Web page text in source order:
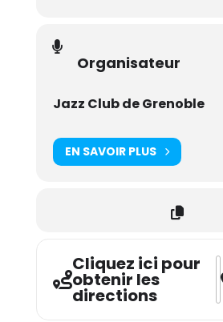
Organisateur
Jazz Club de Grenoble
EN SAVOIR PLUS
Cliquez ici pour
obtenir les
directions